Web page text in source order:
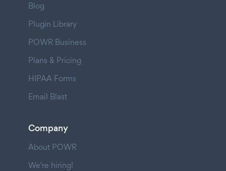
Blog
Plugin Library
POWR Business
Plans & Pricing
HIPAA Forms
Email Blast
Company
About POWR
We're hiring!